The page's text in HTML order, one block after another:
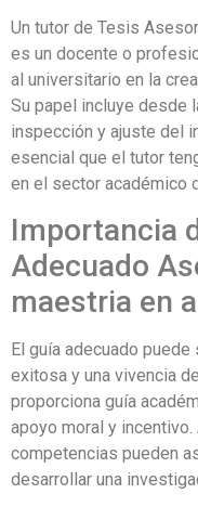
Un tutor de Tesis
es un docente o
al universitario en la
Su papel incluye desde
inspección y ajuste del
esencial que el tutor
en el sector académico
Importancia
Adecuado
maestria en
El guía adecuado
exitosa y una vivencia
proporciona guía
apoyo moral y
competencias pueden
desarrollar una